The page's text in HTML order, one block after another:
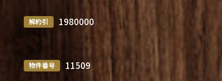
解約引 1980000
物件番号 11509